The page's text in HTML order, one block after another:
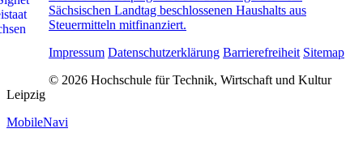
Sächsischen Landtag beschlossenen Haushalts aus
Steuermitteln mitfinanziert.
Impressum Datenschutzerklärung Barrierefreiheit Sitemap
© 2026 Hochschule für Technik, Wirtschaft und Kultur
Leipzig
MobileNavi